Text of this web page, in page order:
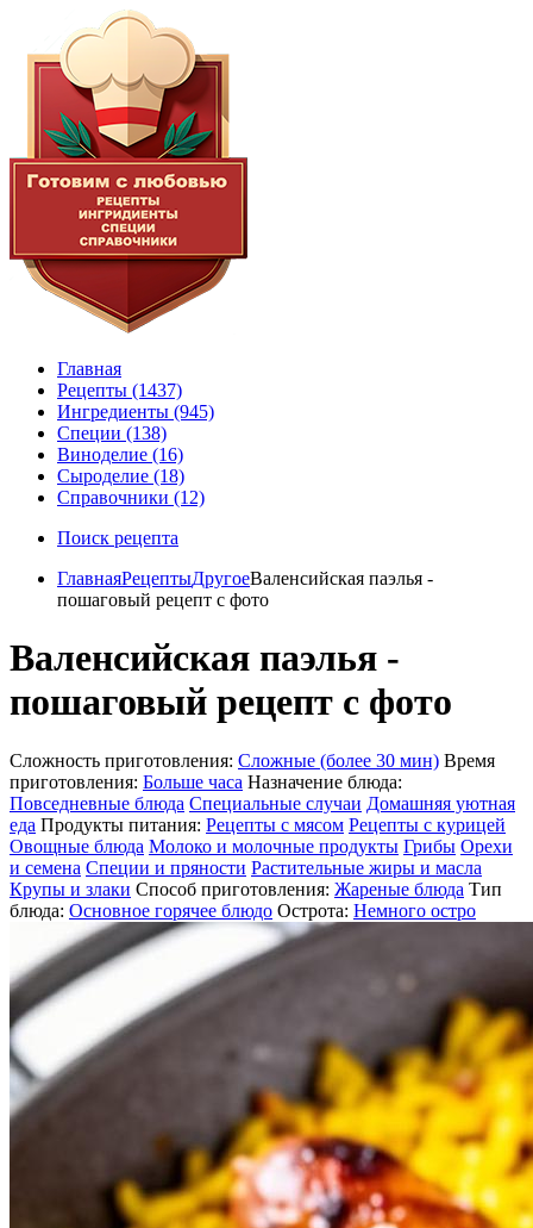
Главная
Рецепты (1437)
Ингредиенты (945)
Специи (138)
Виноделие (16)
Сыроделие (18)
Справочники (12)
Поиск рецепта
ГлавнаяРецептыДругоеВаленсийская паэлья -
пошаговый рецепт с фото
Валенсийская паэлья -
пошаговый рецепт с фото
Сложность приготовления: Сложные (более 30 мин) Время
приготовления: Больше часа Назначение блюда:
Повседневные блюда Специальные случаи Домашняя уютная
еда Продукты питания: Рецепты с мясом Рецепты с курицей
Овощные блюда Молоко и молочные продукты Грибы Орехи
и семена Специи и пряности Растительные жиры и масла
Крупы и злаки Способ приготовления: Жареные блюда Тип
блюда: Основное горячее блюдо Острота: Немного остро